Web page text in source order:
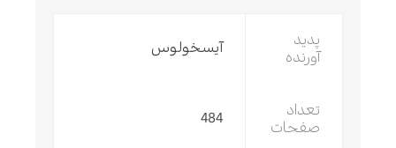
پدید
آورنده
آیسخولوس
تعداد
صفحات
484